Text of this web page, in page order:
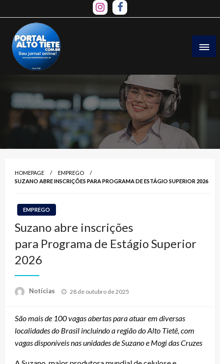
to
content
HOMEPAGE
EMPREGO
SUZANO ABRE INSCRIÇÕES PARA PROGRAMA DE ESTÁGIO SUPERIOR 2026
EMPREGO
Suzano abre inscrições
para Programa de Estágio Superior
2026
Notícias
Posted
28 de outubro de 2025
São mais de 100 vagas abertas para atuar em diversas
localidades do Brasil incluindo a região do Alto Tietê, com
vagas disponíveis nas unidades de Suzano e Mogi das Cruzes